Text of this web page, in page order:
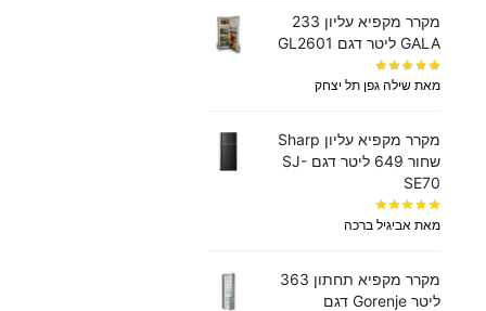
מקרר מקפיא עליון 233
GALA ליטר דגם GL2601
מאת שילה גפן תל יצחק
מקרר מקפיא עליון Sharp
שחור 649 ליטר דגם SJ-
SE70
מאת אביגיל ברכה
מקרר ‏מקפיא תחתון 363
‏ליטר Gorenje דגם